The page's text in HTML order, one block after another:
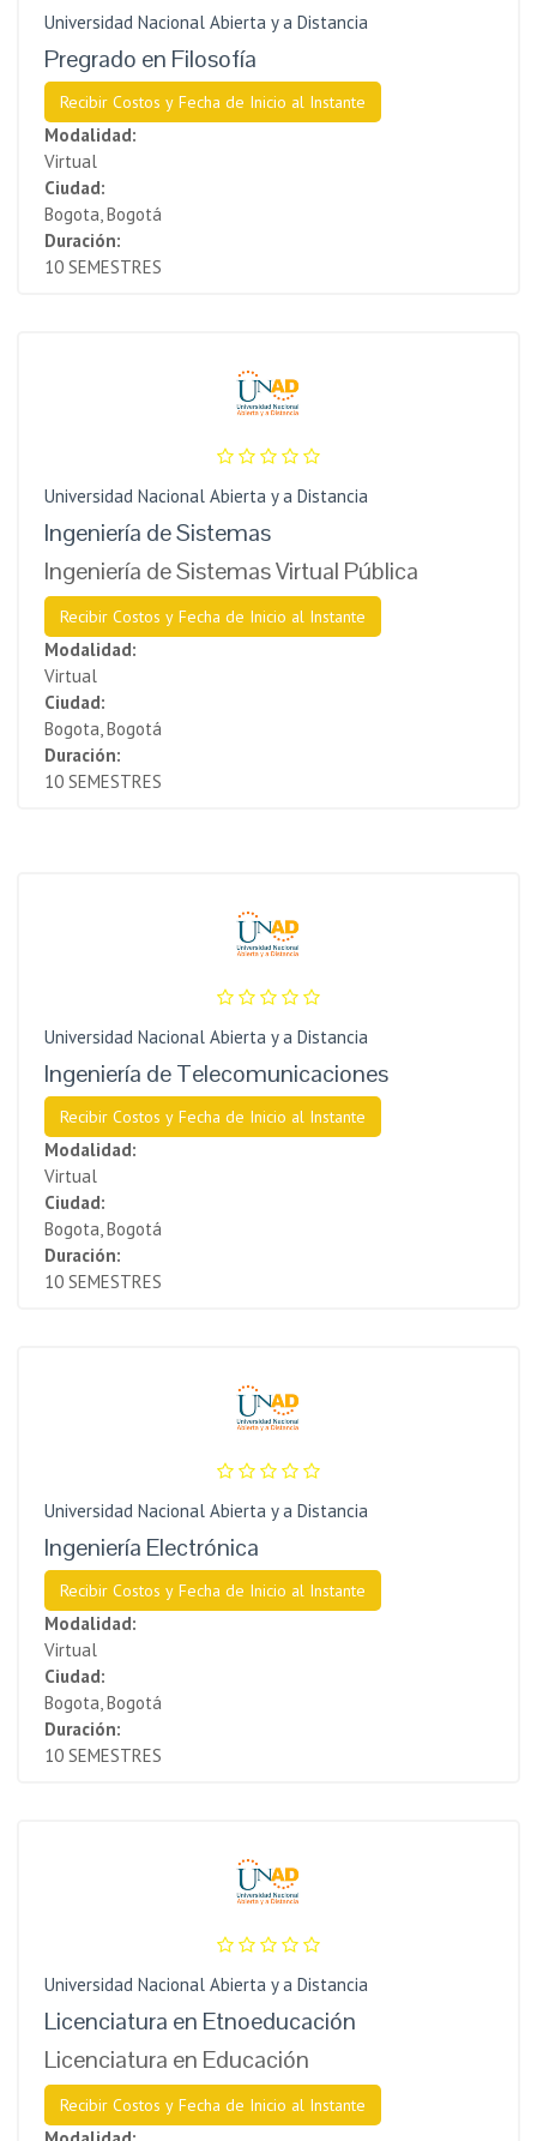
Universidad Nacional Abierta y a Distancia
Pregrado en Filosofía
Recibir Costos y Fecha de Inicio al Instante
Modalidad:
Virtual
Ciudad:
Bogota, Bogotá
Duración:
10 SEMESTRES
Universidad Nacional Abierta y a Distancia
Ingeniería de Sistemas
Ingeniería de Sistemas Virtual Pública
Recibir Costos y Fecha de Inicio al Instante
Modalidad:
Virtual
Ciudad:
Bogota, Bogotá
Duración:
10 SEMESTRES
Universidad Nacional Abierta y a Distancia
Ingeniería de Telecomunicaciones
Recibir Costos y Fecha de Inicio al Instante
Modalidad:
Virtual
Ciudad:
Bogota, Bogotá
Duración:
10 SEMESTRES
Universidad Nacional Abierta y a Distancia
Ingeniería Electrónica
Recibir Costos y Fecha de Inicio al Instante
Modalidad:
Virtual
Ciudad:
Bogota, Bogotá
Duración:
10 SEMESTRES
Universidad Nacional Abierta y a Distancia
Licenciatura en Etnoeducación
Licenciatura en Educación
Recibir Costos y Fecha de Inicio al Instante